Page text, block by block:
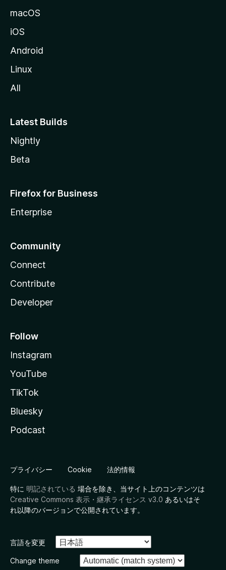
macOS
iOS
Android
Linux
All
Latest Builds
Nightly
Beta
Firefox for Business
Enterprise
Community
Connect
Contribute
Developer
Follow
Instagram
YouTube
TikTok
Bluesky
Podcast
プライバシー Cookie 法的情報
特に 明記されている 場合を除き、当サイト上のコンテンツは
Creative Commons 表示・継承ライセンス v3.0 あるいはそ
れ以降のバージョンで公開されています。
言語を変更
Change theme